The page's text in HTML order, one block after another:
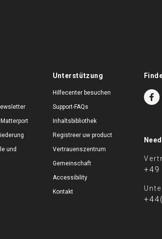
Matterport
und
Unterstützung
Hilfecenter besuchen
Support-FAQs
Inhaltsbibliothek
Registreer uw product
Vertrauenszentrum
Gemeinschaft
Accessibility
Kontakt
+49